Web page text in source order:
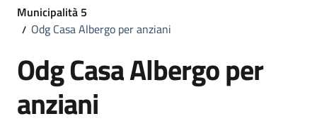
Municipalità 5
Odg Casa Albergo per anziani
Odg Casa Albergo per
anziani